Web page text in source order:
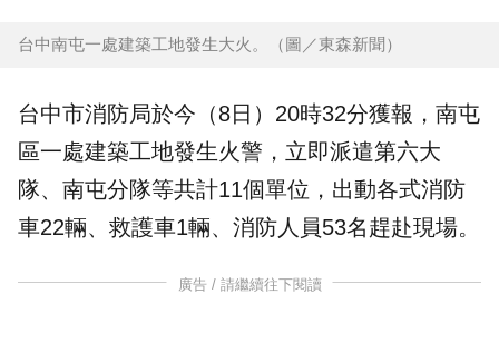
台中南屯一處建築工地發生大火。（圖／東森新聞）
台中市消防局於今（8日）20時32分獲報，南屯
區一處建築工地發生火警 ，立即派遣第六大
隊、南屯分隊等共計11個單位，出動各式消防
車22輛、救護車1輛、消防人員53名趕赴現場。
廣告 / 請繼續往下閱讀